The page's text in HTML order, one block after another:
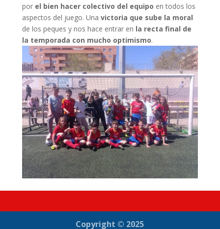
por el bien hacer colectivo del equipo en todos los
aspectos del juego. Una victoria que sube la moral
de los peques y nos hace entrar en la recta final de
la temporada con mucho optimismo.
Copyright © 2025